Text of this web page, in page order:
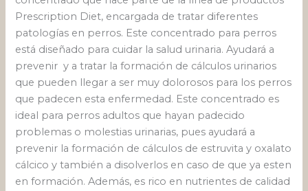
Prescription Diet, encargada de tratar diferentes
patologías en perros. Este concentrado para perros
está diseñado para cuidar la salud urinaria. Ayudará a
prevenir y a tratar la formación de cálculos urinarios
que pueden llegar a ser muy dolorosos para los perros
que padecen esta enfermedad. Este concentrado es
ideal para perros adultos que hayan padecido
problemas o molestias urinarias, pues ayudará a
prevenir la formación de cálculos de estruvita y oxalato
cálcico y también a disolverlos en caso de que ya esten
en formación. Además, es rico en nutrientes de calidad